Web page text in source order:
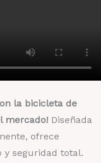
la bicicleta de
mercado! Diseñada
ofrece
y seguridad total.